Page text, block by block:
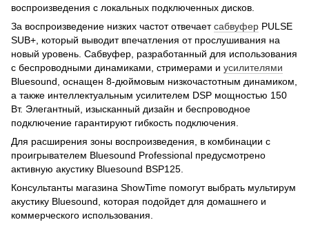
воспроизведения с локальных подключенных дисков.
За воспроизведение низких частот отвечаетсабвуфер PULSE
SUB+, который выводит впечатления от прослушивания на
новый уровень. Сабвуфер, разработанный для использования
с беспроводными динамиками, стримерами и усилителями
Bluesound, оснащен 8-дюймовым низкочастотным динамиком,
а также интеллектуальным усилителем DSP мощностью 150
Вт. Элегантный, изысканный дизайн и беспроводное
подключение гарантируют гибкость подключения.
Для расширения зоны воспроизведения, в комбинации с
проигрывателем Bluesound Professional предусмотрено
активную акустику Bluesound BSP125.
Консультанты магазина ShowTime помогут выбрать мультирум
акустику Bluesound, которая подойдет для домашнего и
коммерческого использования.